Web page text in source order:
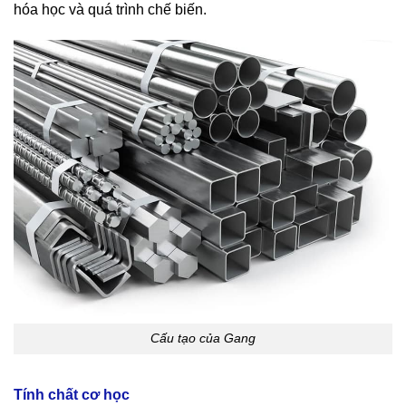
hóa học và quá trình chế biến.
Cấu tạo của Gang
Tính chất cơ học